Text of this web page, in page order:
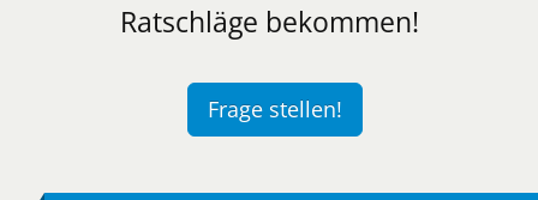
Ratschläge bekommen!
Frage stellen!